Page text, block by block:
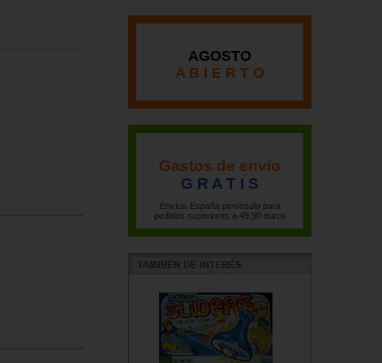
AGOSTO
A B I E R T O
Gastos de envío
G R A T I S
Envíos España península para
pedidos superiores a 49,90 euros